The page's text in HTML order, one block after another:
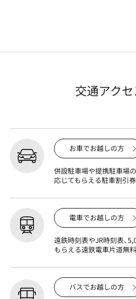
交通アク
お車でお越しの方
併設駐車場や提携駐車場
応じてもらえる駐車割引
電車でお越しの方
遠鉄時刻表やJR時刻表、
もらえる遠鉄電車片道無
バスでお越しの方